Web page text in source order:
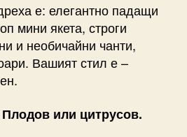
е: елегантно падащи
мини якета, строги
и необичайни чанти,
Вашият стил е –
или цитрусов.